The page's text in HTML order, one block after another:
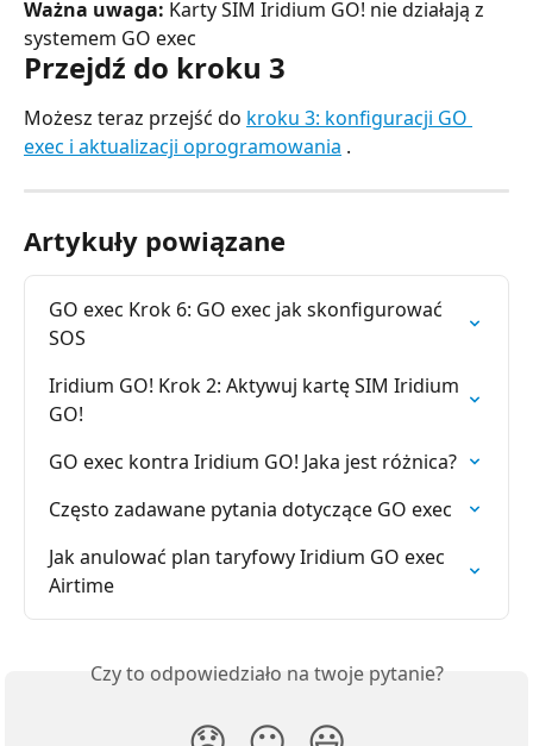
Ważna uwaga: Karty SIM Iridium GO! nie działają z
systemem GO exec
Przejdź do kroku 3
Możesz teraz przejść do kroku 3: konfiguracji GO
exec i aktualizacji oprogramowania .
Artykuły powiązane
GO exec Krok 6: GO exec jak skonfigurować
SOS
Iridium GO! Krok 2: Aktywuj kartę SIM Iridium
GO!
GO exec kontra Iridium GO! Jaka jest różnica?
Często zadawane pytania dotyczące GO exec
Jak anulować plan taryfowy Iridium GO exec
Airtime
Czy to odpowiedziało na twoje pytanie?